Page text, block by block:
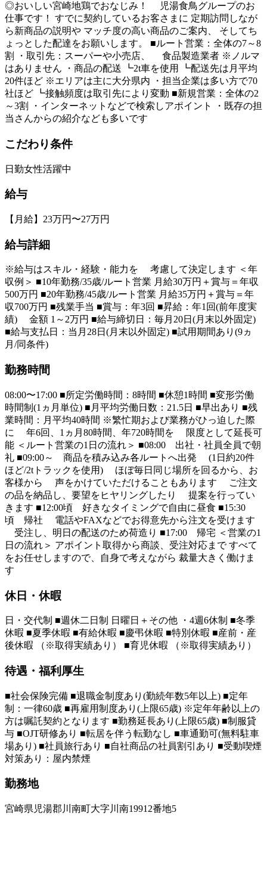
◎おいしい宮崎地鶏でおなじみ！ 児湯食鳥グループのお
仕事です！ すでに契約しているお客さまに 定期訪問しなが
ら新商品の説明や マッチ度の高い商品のご案内、 そしてち
ょっとした配達をお願いします。 ■ルート営業：全体の7～8
割 ・取引先：スーパーや小売店、 食品製造業者 ※ノルマ
はありません ・商品の配送 ┗2t車を使用 ┗配送先は月平均
20件ほど ※エリアは主に大分県内 ・担当企業は多い方で70
社ほど ┗接触頻度は取引先により変動 ■新規営業：全体の2
～3割 ・インターネットなどで検索しアポイント ・既存の担
当さんからの紹介なども多いです
こだわり条件
日勤女性活躍中
給与
【月給】23万円〜27万円
給与詳細
※給与はスキル・経験・能力を 考慮して決定します ＜年
収例＞ ■10年勤務/35歳/ルート営業 月給30万円＋賞与＝年収
500万円 ■20年勤務/45歳/ルート営業 月給35万円＋賞与＝年
収700万円 ■残業手当 ■賞与：年3回 ■昇給：年1回(前年度実
績) 金額 1～2万円 ■給与締切日：毎月20日(月末以外固定)
■給与支払日：当月28日(月末以外固定) ■試用期間あり(9ヵ
月/同条件)
勤務時間
08:00〜17:00 ■所定労働時間：8時間 ■休憩1時間 ■変形労働
時間制(1ヵ月単位) ■月平均労働日数：21.5日 ■早出あり ■残
業時間：月平均40時間 ※繁忙期および業務がひっ迫した際
に 年6回、1ヵ月80時間、年720時間を 限度として延長可
能 ＜ルート営業の1日の流れ＞ ■08:00 出社・社員全員で朝
礼 ■09:00～ 商品を積み込み各ルートへ出発 (1日約20件
ほど/2tトラックを使用) ほぼ毎日同じ場所を回るから、お
客様から 声をかけていただけることもあります ご注文
の品を納品し、要望をヒヤリングしたり 提案を行ってい
きます ■12:00頃 好きなタイミングで自由に昼食 ■15:30
頃 帰社 電話やFAXなどでお得意先から注文を受けます
受注し、明日の配送のため荷造り ■17:00 帰宅 ＜営業の1
日の流れ＞ アポイント取得から商談、受注対応まで すべて
をお任せしますので、自身で考えながら 裁量大きく働けま
す
休日・休暇
日・交代制 ■週休二日制 日曜日＋その他 ・4週6休制 ■冬季
休暇 ■夏季休暇 ■有給休暇 ■慶弔休暇 ■特別休暇 ■産前・産
後休暇 （※取得実績あり） ■育児休暇 （※取得実績あり）
待遇・福利厚生
■社会保険完備 ■退職金制度あり(勤続年数5年以上) ■定年
制：一律60歳 ■再雇用制度あり(上限65歳) ※定年年齢以上の
方は嘱託契約となります ■勤務延長あり(上限65歳) ■制服貸
与 ■OJT研修あり ■転居を伴う転勤なし ■車通勤可(無料駐車
場あり) ■社員旅行あり ■自社商品の社員割引あり ■受動喫煙
対策あり：屋内禁煙
勤務地
宮崎県児湯郡川南町大字川南19912番地5